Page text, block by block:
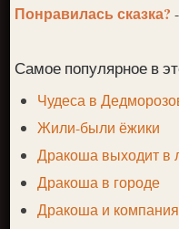
Понравилась сказка?
Самое популярное в
Чудеса в
Жили-были ёжики
Дракоша выходит в
Дракоша в городе
Дракоша и компания